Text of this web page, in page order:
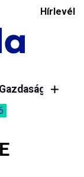
Hírlevél
Gazdaság